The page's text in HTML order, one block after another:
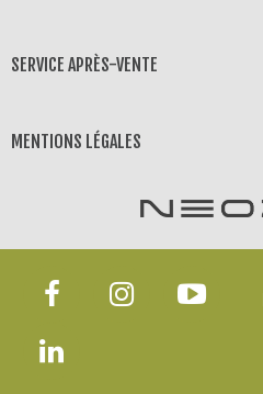
SERVICE APRÈS-VENTE
MENTIONS LÉGALES